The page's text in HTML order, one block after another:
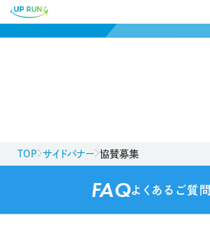
TOP サイドバナー 協賛募集
FAQよくあるご質問